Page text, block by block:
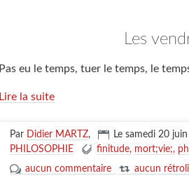
les
Pas eu le temps, tuer le temps, le
Lire la suite
Par Didier MARTZ, Le samedi 20
PHILOSOPHIE
finitude mort;vie;
aucun commentaire
aucun